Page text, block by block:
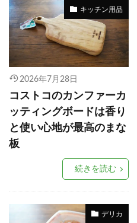
キッチン用品
2026年7月28日
コストコのカンファーカ
ッティングボードは香り
と使い心地が最高のまな
板
続きを読む
デリカ